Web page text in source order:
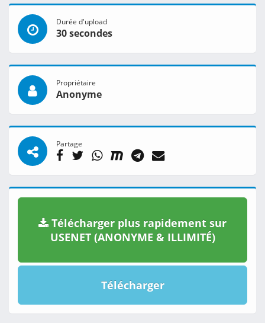
Durée d'upload
30 secondes
Propriétaire
Anonyme
Partage
Télécharger plus rapidement sur
USENET (ANONYME & ILLIMITÉ)
Télécharger